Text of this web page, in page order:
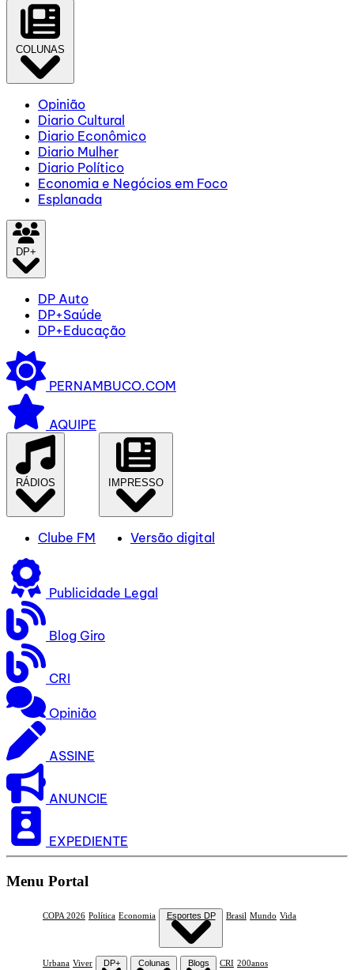
COLUNAS
Opinião
Diario Cultural
Diario Econômico
Diario Mulher
Diario Político
Economia e Negócios em Foco
Esplanada
DP+
DP Auto
DP+Saúde
DP+Educação
PERNAMBUCO.COM
AQUIPE
RÁDIOS
Clube FM
IMPRESSO
Versão digital
Publicidade Legal
Blog Giro
CRI
Opinião
ASSINE
ANUNCIE
EXPEDIENTE
Menu Portal
COPA 2026 Política Economia Esportes DP Brasil Mundo Vida
Urbana Viver DP+ Colunas Blogs CRI 200anos